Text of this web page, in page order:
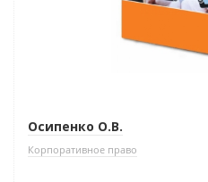
Осипенко О.В.
Корпоративное право